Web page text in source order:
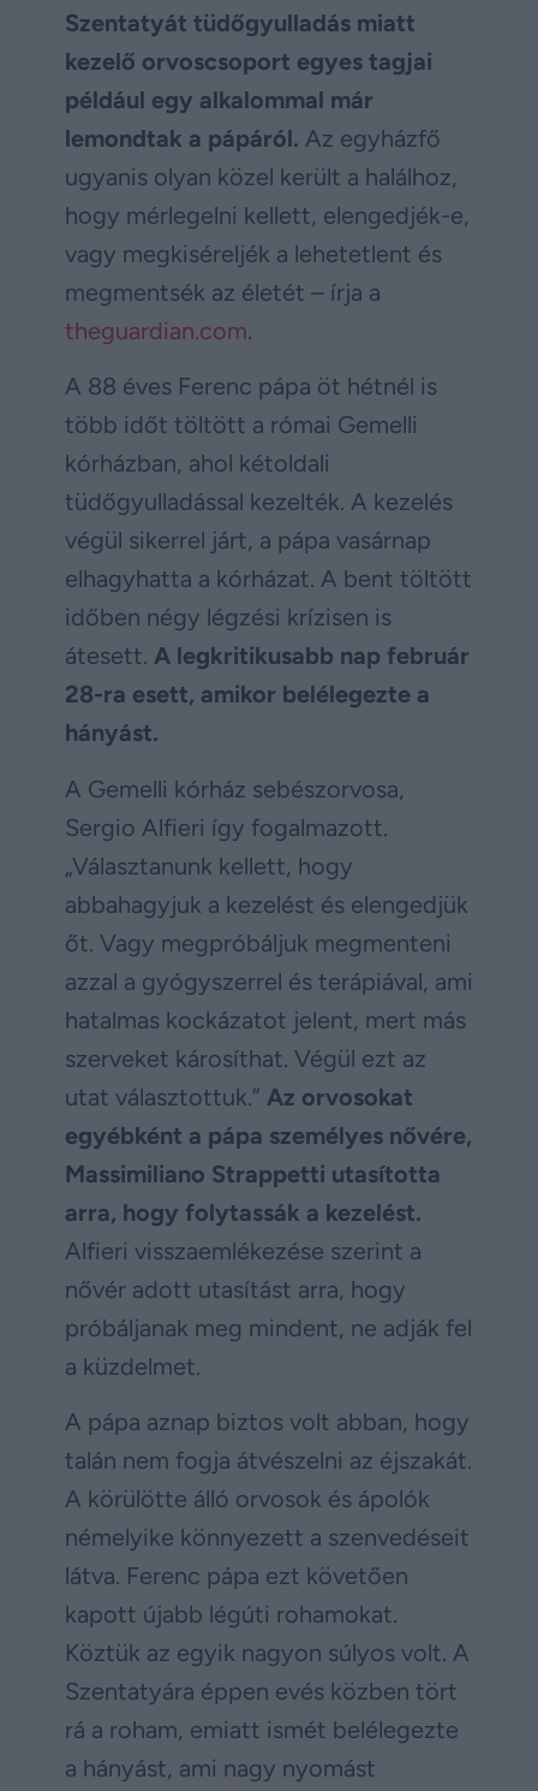
Szentatyát tüdőgyulladás miatt
kezelő orvoscsoport egyes tagjai
például egy alkalommal már
lemondtak a pápáról. Az egyházfő
ugyanis olyan közel került a halálhoz,
hogy mérlegelni kellett, elengedjék-e,
vagy megkiséreljék a lehetetlent és
megmentsék az életét – írja a
theguardian.com.
A 88 éves Ferenc pápa öt hétnél is
több időt töltött a római Gemelli
kórházban, ahol kétoldali
tüdőgyulladással kezelték. A kezelés
végül sikerrel járt, a pápa vasárnap
elhagyhatta a kórházat. A bent töltött
időben négy légzési krízisen is
átesett. A legkritikusabb nap február
28-ra esett, amikor belélegezte a
hányást.
A Gemelli kórház sebészorvosa,
Sergio Alfieri így fogalmazott.
„Választanunk kellett, hogy
abbahagyjuk a kezelést és elengedjük
őt. Vagy megpróbáljuk megmenteni
azzal a gyógyszerrel és terápiával, ami
hatalmas kockázatot jelent, mert más
szerveket károsíthat. Végül ezt az
utat választottuk.” Az orvosokat
egyébként a pápa személyes nővére,
Massimiliano Strappetti utasította
arra, hogy folytassák a kezelést.
Alfieri visszaemlékezése szerint a
nővér adott utasítást arra, hogy
próbáljanak meg mindent, ne adják fel
a küzdelmet.
A pápa aznap biztos volt abban, hogy
talán nem fogja átvészelni az éjszakát.
A körülötte álló orvosok és ápolók
némelyike könnyezett a szenvedéseit
látva. Ferenc pápa ezt követően
kapott újabb légúti rohamokat.
Köztük az egyik nagyon súlyos volt. A
Szentatyára éppen evés közben tört
rá a roham, emiatt ismét belélegezte
a hányást, ami nagy nyomást